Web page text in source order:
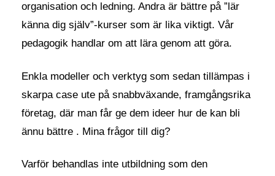
organisation och ledning. Andra är bättre på ”lär
känna dig själv”-kurser som är lika viktigt. Vår
pedagogik handlar om att lära genom att göra.
Enkla modeller och verktyg som sedan tillämpas i
skarpa case ute på snabbväxande, framgångsrika
företag, där man får ge dem ideer hur de kan bli
ännu bättre . Mina frågor till dig?
Varför behandlas inte utbildning som den